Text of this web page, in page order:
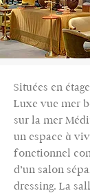
Situées en
Luxe vue mer
sur la mer
un espace à
fonctionnel
d’un salon
dressing. La